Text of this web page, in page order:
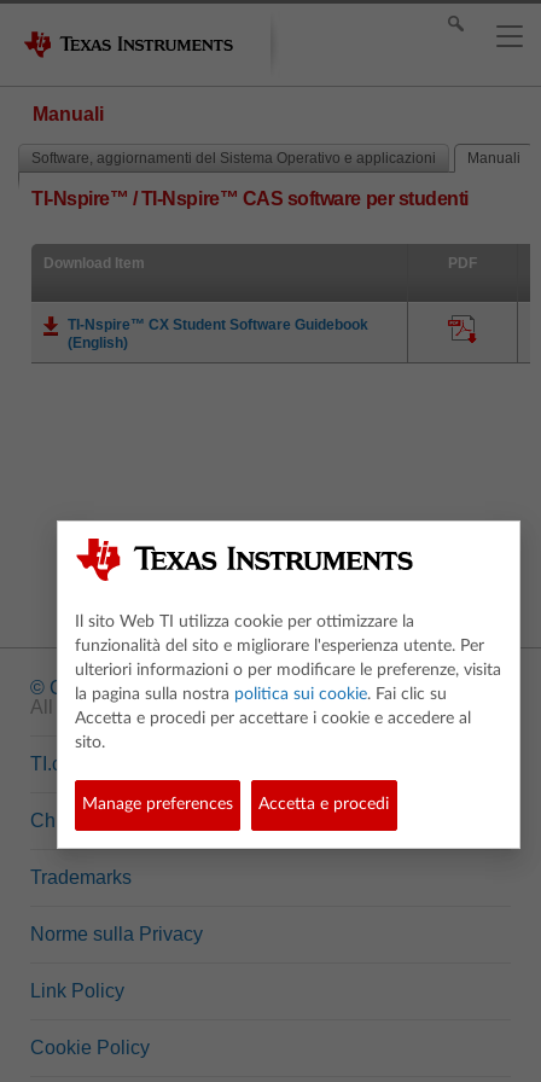
Manuali
Software, aggiornamenti del Sistema Operativo e applicazioni Manuali
TI-Nspire™ / TI-Nspire™ CAS software per studenti
Download Item PDF
TI-Nspire™ CX Student Software Guidebook
(English)
© Copyright1995-2026 Texas Instruments Incorporated.
All rights reserved.
TI.com
Chi siamo
Trademarks
Norme sulla Privacy
Link Policy
Cookie Policy
Il sito Web TI utilizza cookie per ottimizzare la
funzionalità del sito e migliorare l'esperienza utente. Per
ulteriori informazioni o per modificare le preferenze, visita
la pagina sulla nostra politica sui cookie. Fai clic su
Accetta e procedi per accettare i cookie e accedere al
sito.
Manage preferences Accetta e procedi